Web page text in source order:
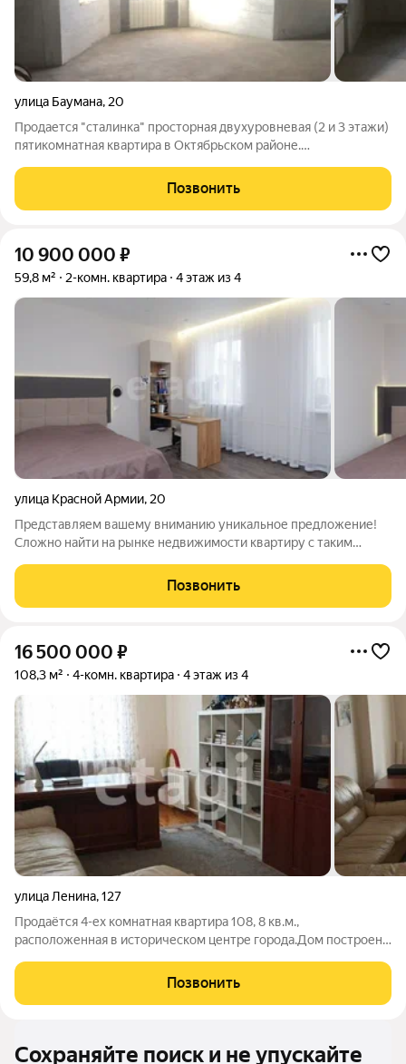
улица Баумана, 20
Продается "сталинка" просторная двухуровневая (2 и 3 этажи)
пятикомнатная квартира в Октябрьском районе.
зал с кухонной зоной расположены на первом уровне; три
спальни и санузел - на втором
Позвонить
10 900 000 ₽
59,8 м² 2-комн. квартира 4 этаж из 4
улица Красной Армии, 20
Представляем вашему вниманию уникальное предложение!
Сложно найти на рынке недвижимости квартиру с таким
качества ремонта. Мы рады предложить вам 2-комнатную
квартиру в самом сердце города!
Позвонить
16 500 000 ₽
108,3 м² 4-комн. квартира 4 этаж из 4
улица Ленина,127
Продаётся 4-ех комнатная квартира 108, 8 кв.м.,
расположенная в историческом центре города.Дом построен
изолированные комнаты:кухня-гостиная, две детские комнаты
и спальня. Окна выходят на разные стороны,
Позвонить
Сохраняйте поиск и не упускайте